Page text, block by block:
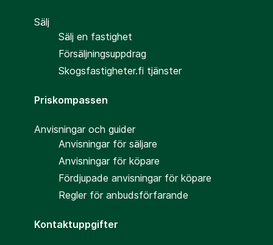
Sälj
Sälj en fastighet
Försäljningsuppdrag
Skogsfastigheter.fi tjänster
Priskompassen
Anvisningar och guider
Anvisningar för säljare
Anvisningar för köpare
Fördjupade anvisningar för köpare
Regler för anbudsförfarande
Kontaktuppgifter